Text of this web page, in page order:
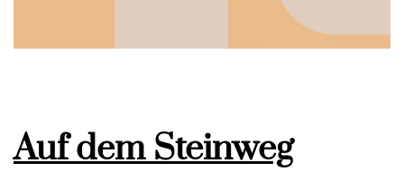
Auf dem Steinweg